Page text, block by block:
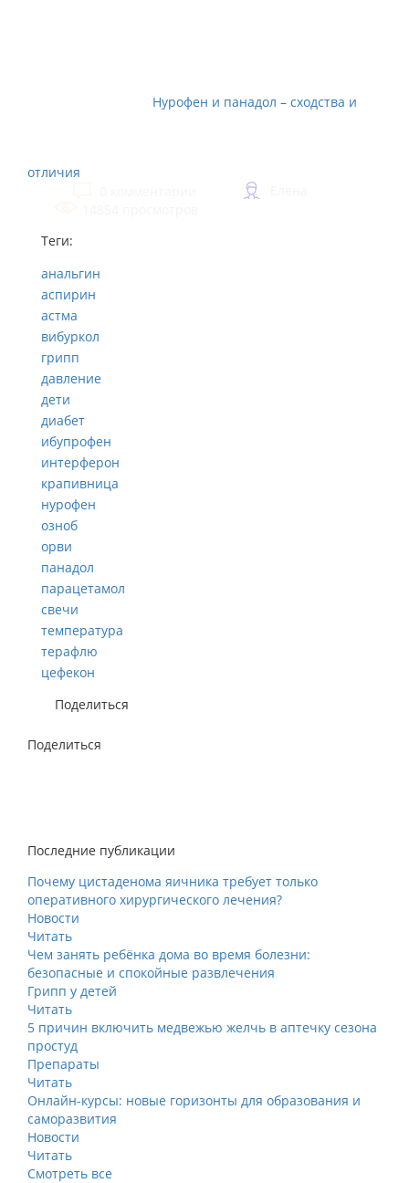
Нурофен и панадол – сходства и
отличия
Теги:
анальгин
аспирин
астма
вибуркол
грипп
давление
дети
диабет
ибупрофен
интерферон
крапивница
нурофен
озноб
орви
панадол
парацетамол
свечи
температура
терафлю
цефекон
Поделиться
Поделиться
Последние публикации
Почему цистаденома яичника требует только
оперативного хирургического лечения?
Новости
Читать
Чем занять ребёнка дома во время болезни:
безопасные и спокойные развлечения
Грипп у детей
Читать
5 причин включить медвежью желчь в аптечку сезона
простуд
Препараты
Читать
Онлайн-курсы: новые горизонты для образования и
саморазвития
Новости
Читать
Смотреть все